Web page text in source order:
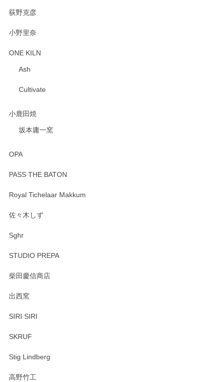
荻野克彦
小野里奈
ONE KILN
Ash
Cultivate
小鹿田焼
坂本庸一窯
OPA
PASS THE BATON
Royal Tichelaar Makkum
佐々木しず
Sghr
STUDIO PREPA
柴田慶信商店
出西窯
SIRI SIRI
SKRUF
Stig Lindberg
高野竹工